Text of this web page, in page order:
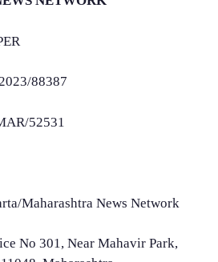
88387
52531
Maharashtra News Network
No 301, Near Mahavir Park,